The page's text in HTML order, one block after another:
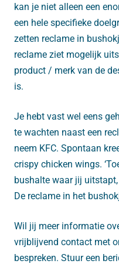
kan je niet alleen een
een hele specifieke
zetten reclame in
reclame ziet mogelijk
product / merk van de
is.
Je hebt vast wel eens
te wachten naast een
neem KFC. Spontaan
crispy chicken wings.
bushalte waar jij
De reclame in het
Wil jij meer informatie
vrijblijvend contact met
bespreken. Stuur een